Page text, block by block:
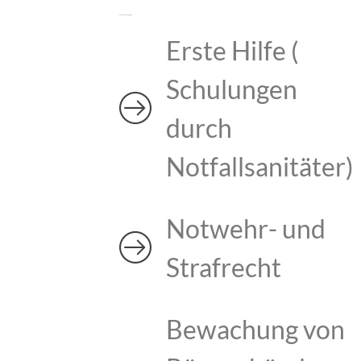
Erste Hilfe (
Schulungen
durch
Notfallsanitäter)
Notwehr- und
Strafrecht
Bewachung von